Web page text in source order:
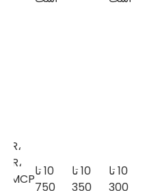
10 تا
300
10 تا
350
10 تا
750
AR،
CR،
TMCP